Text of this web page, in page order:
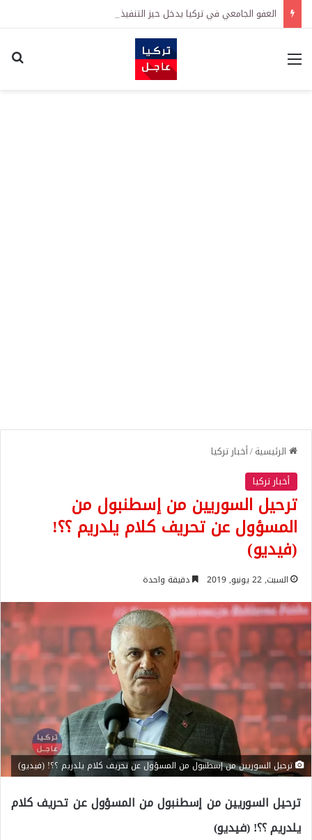
العفو الجامعي في تركيا يدخل حيز التنفيذ رسمياً
القائمة
الرئيسية/أخبار تركيا
أخبار تركيا
ترحيل السوريين من إسطنبول من
المسؤول عن تحريف كلام يلدريم ؟؟!
(فيديو)
السبت, 22 يونيو, 2019 دقيقة واحدة
ترحيل السوريين من إسطنبول من المسؤول عن تحريف كلام يلدريم ؟؟! (فيديو)
ترحيل السوريين من إسطنبول من المسؤول عن تحريف كلام
يلدريم ؟؟! (فيديو)